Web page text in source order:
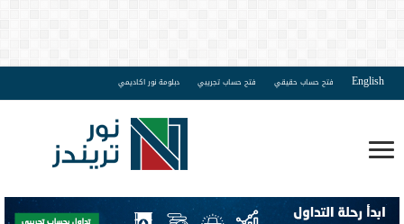
English فتح حساب حقيقي فتح حساب تجريبي دبلومة نور اكاديمي